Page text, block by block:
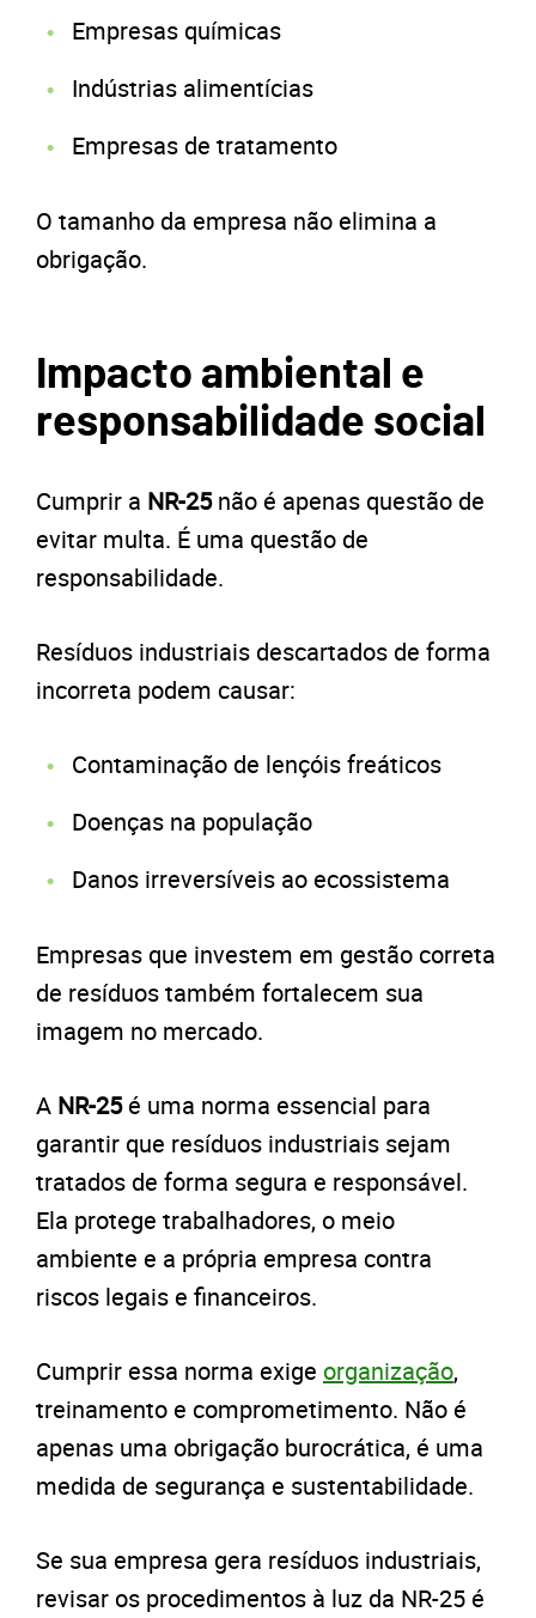
Empresas químicas
Indústrias alimentícias
Empresas de tratamento
O tamanho da empresa não elimina a
obrigação.
Impacto ambiental e
responsabilidade social
Cumprir a NR-25não é apenas questão de
evitar multa. É uma questão de
responsabilidade.
Resíduos industriais descartados de forma
incorreta podem causar:
Contaminação de lençóis freáticos
Doenças na população
Danos irreversíveis ao ecossistema
Empresas que investem em gestão correta
de resíduos também fortalecem sua
imagem no mercado.
A NR-25é uma norma essencial para
garantir que resíduos industriais sejam
tratados de forma segura e responsável.
Ela protege trabalhadores, o meio
ambiente e a própria empresa contra
riscos legais e financeiros.
Cumprir essa norma exige organização,
treinamento e comprometimento. Não é
apenas uma obrigação burocrática, é uma
medida de segurança e sustentabilidade.
Se sua empresa gera resíduos industriais,
revisar os procedimentos à luz da NR-25 é